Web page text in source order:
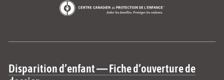
Site map
Disparition d’enfant — Fiche d’ouverture de